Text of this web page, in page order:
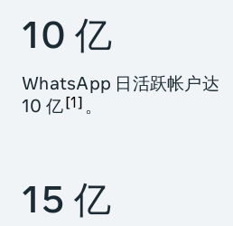
10 亿
WhatsApp 日活跃帐户达
10 亿 1 。
15 亿